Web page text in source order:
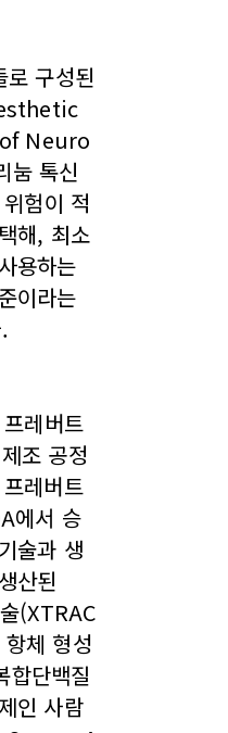
구성된
Neuro
톡신
험이 적
해, 최소
용하는
이라는
레버트
조 공정
레버트
에서 승
술과 생
산된
(XTRAC
체 형성
합단백질
인 사람